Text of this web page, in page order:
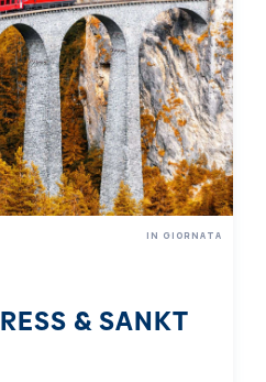
& SANKT
IN GIORNATA